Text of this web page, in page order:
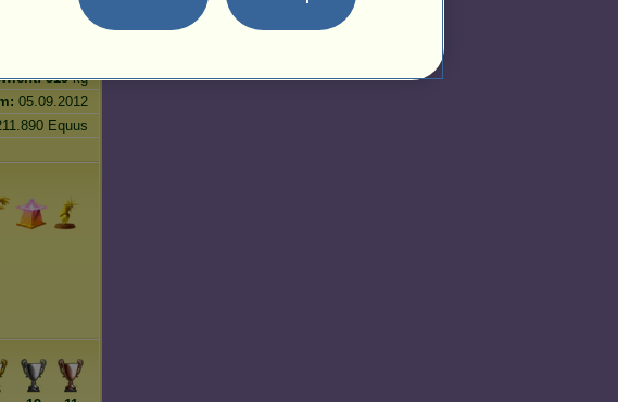
519kg
05.09.2012
Equus